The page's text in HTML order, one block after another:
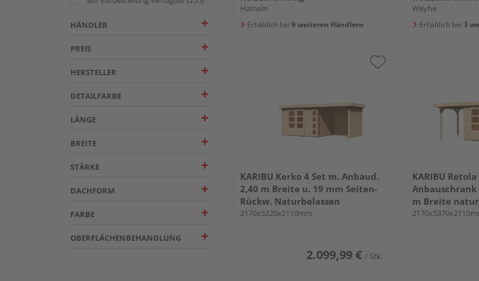
HÄNDLER
PREIS
HERSTELLER
DETAILFARBE
LÄNGE
BREITE
STÄRKE
DACHFORM
FARBE
OBERFLÄCHENBEHANDLUNG
Hameln
Erhältlich bei 9 weiteren Händlern
Weyhe
Erhältlich bei 3
KARIBU Kerko 4 Set m. Anbaud.
2,40 m Breite u. 19 mm Seiten-
Rückw. Naturbelassen
2170x5220x2110mm
2.099,99 € / Stk.
KARIBU Retola
Anbauschrank
m Breite